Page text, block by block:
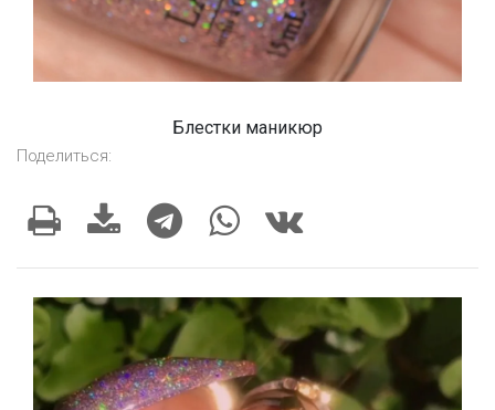
Блестки маникюр
Поделиться: